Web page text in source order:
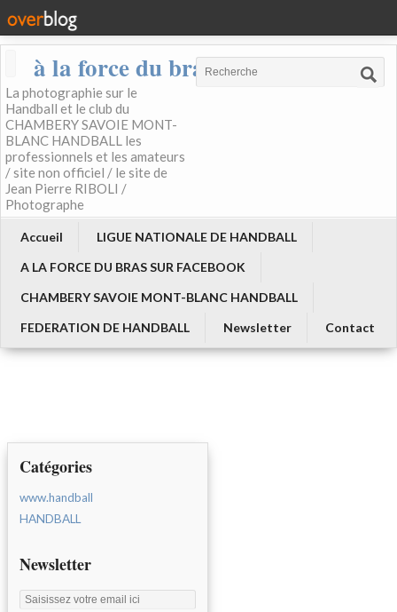
à la force du bras
La photographie sur le
Handball et le club du
CHAMBERY SAVOIE MONT-
BLANC HANDBALL les
professionnels et les amateurs
/ site non officiel / le site de
Jean Pierre RIBOLI /
Photographe
Accueil
LIGUE NATIONALE DE HANDBALL
A LA FORCE DU BRAS SUR FACEBOOK
CHAMBERY SAVOIE MONT-BLANC HANDBALL
FEDERATION DE HANDBALL
Newsletter Contact
Catégories
www.handball
HANDBALL
Newsletter